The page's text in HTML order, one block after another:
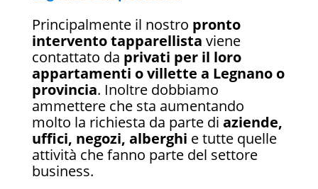
Principalmente il nostro pronto
intervento tapparellista viene
contattato da privati per il loro
appartamenti o villette a Legnano o
provincia. Inoltre dobbiamo
ammettere che sta aumentando
molto la richiesta da parte di aziende,
uffici, negozi, alberghi e tutte quelle
attività che fanno parte del settore
business.